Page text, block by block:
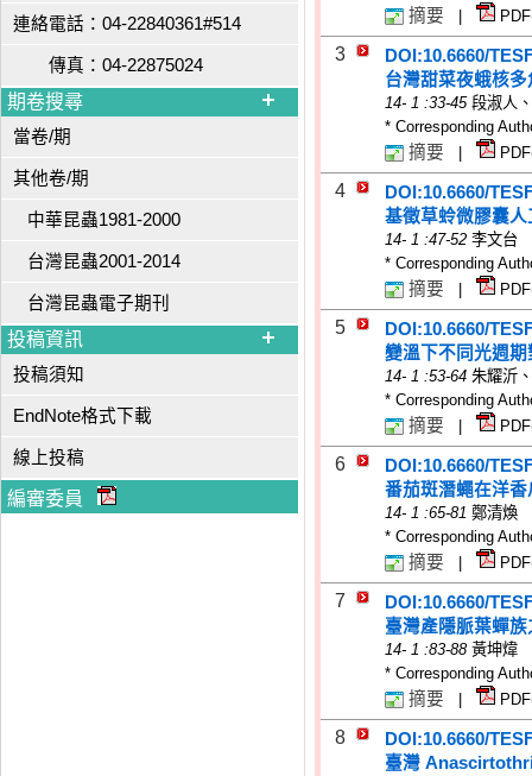
連絡電話：04-22840361#514
傳真：04-22875024
期卷搜尋
當卷/期
其他卷/期
中華昆蟲1981-2000
台灣昆蟲2001-2014
台灣昆蟲電子期刊
投稿資訊
投稿須知
EndNote格式下載
線上投稿
編審委員
摘要
3
DOI:10.6660/
台灣甜菜夜蛾核
14- 1 :33-45 段淑人
* Corresponding
摘要
4
DOI:10.6660/
基徵草蛉微膠囊
14- 1 :47-52 李文台
* Corresponding
摘要
5
DOI:10.6660/
變溫下不同光週
14- 1 :53-64 朱耀沂
* Corresponding
摘要
6
DOI:10.6660/
番茄斑潛蠅在洋
14- 1 :65-81 鄭清煥
* Corresponding
摘要
7
DOI:10.6660/
臺灣產隱脈葉蟬
14- 1 :83-88 黃坤煒
* Corresponding
摘要
8
DOI:10.6660/
臺灣